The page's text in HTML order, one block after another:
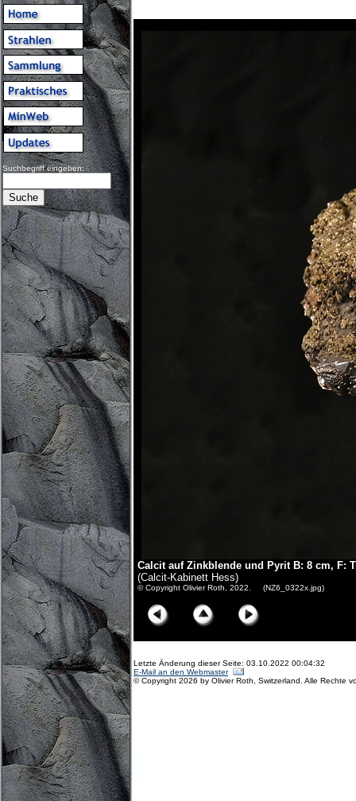
Suchbegriff eingeben:
Calcit auf Zinkblende und Pyrit B: 8 cm, F:
(Calcit-Kabinett Hess)
© Copyright Olivier Roth, 2022. (NZ6_0322x.jpg)
Letzte Änderung dieser Seite: 03.10.2022 00:04:32
E-Mail an den Webmaster
© Copyright 2026 by Olivier Roth, Switzerland. Alle Rechte